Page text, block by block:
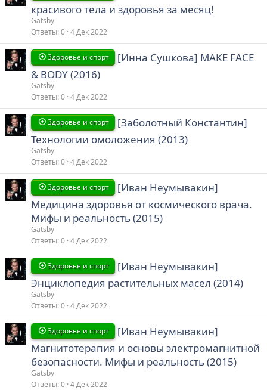
красивого тела и здоровья за месяц!
Gatsby
Ответы 0 4 Дек 2022
Здоровье и спорт
[Инна Сушкова] MAKE FACE
& BODY (2016)
Gatsby
Ответы 0 4 Дек 2022
Здоровье и спорт
[Заболотный Константин]
Технологии омоложения (2013)
Gatsby
Ответы 0 4 Дек 2022
Здоровье и спорт
[Иван Неумывакин]
Медицина здоровья от космического врача.
Мифы и реальность (2015)
Gatsby
Ответы 0 4 Дек 2022
Здоровье и спорт
[Иван Неумывакин]
Энциклопедия растительных масел (2014)
Gatsby
Ответы 0 4 Дек 2022
Здоровье и спорт
[Иван Неумывакин]
Магнитотерапия и основы электромагнитной
безопасности. Мифы и реальность (2015)
Gatsby
Ответы 0 4 Дек 2022